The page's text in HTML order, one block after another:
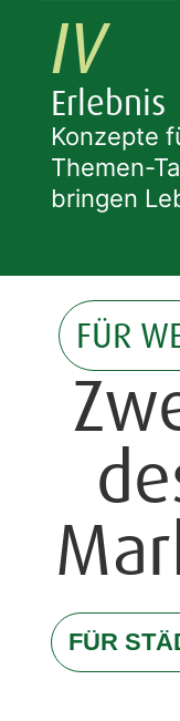
IV
Erlebnis
Konzepte
Themen-
bringen
FÜR
FÜR